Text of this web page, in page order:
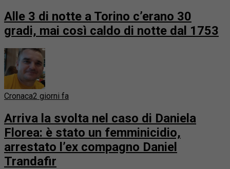
Alle 3 di notte a Torino c’erano 30
gradi, mai così caldo di notte dal 1753
Cronaca2 giorni fa
Arriva la svolta nel caso di Daniela
Florea: è stato un femminicidio,
arrestato l’ex compagno Daniel
Trandafir